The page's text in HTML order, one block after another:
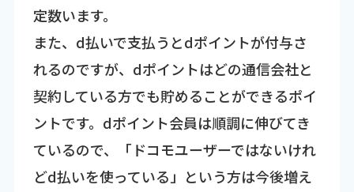
定数います。
また、d払いで支払うとdポイントが付与さ
れるのですが、dポイントはどの通信会社と
契約している方でも貯めることができるポイ
ントです。dポイント会員は順調に伸びてき
ているので、「ドコモユーザーではないけれ
どd払いを使っている」という方は今後増え